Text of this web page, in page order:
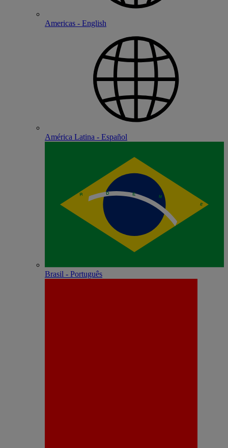
Americas - English
América Latina - Español
Brasil - Português